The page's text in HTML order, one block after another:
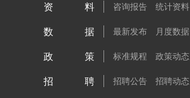
资料 咨询报告 统计资料
数据 最新发布 月度数据
政策 标准规程 政策动态
招聘 招聘公告 招聘动态